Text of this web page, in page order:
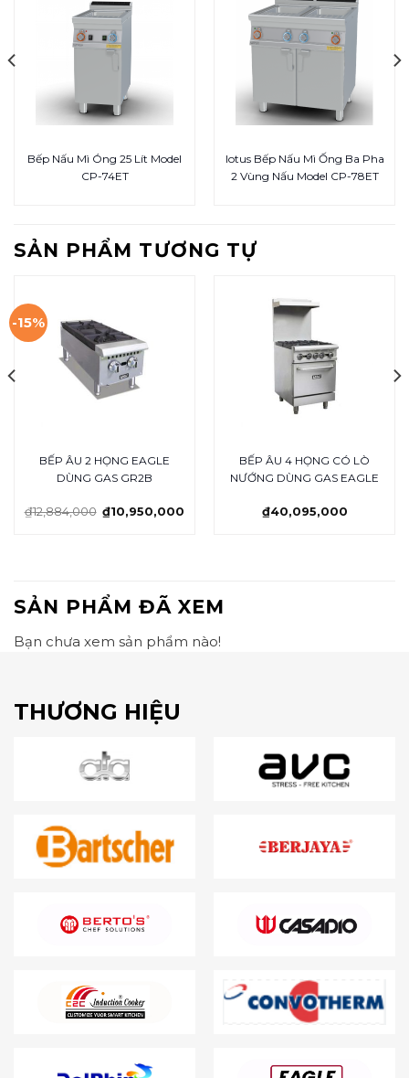
Bếp Nấu Mì Óng 25 Lít Model
CP-74ET
lotus Bếp Nấu Mì Ống Ba Pha
2 Vùng Nấu Model CP-78ET
SẢN PHẨM TƯƠNG TỰ
-15%
BẾP ÂU 2 HỌNG EAGLE
DÙNG GAS GR2B
₫12,884,000 ₫10,950,000
BẾP ÂU 4 HỌNG CÓ LÒ
NƯỚNG DÙNG GAS EAGLE
₫40,095,000
SẢN PHẨM ĐÃ XEM
Bạn chưa xem sản phẩm nào!
THƯƠNG HIỆU